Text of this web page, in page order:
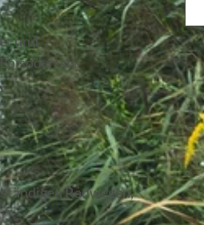
und
als
Radwegen,